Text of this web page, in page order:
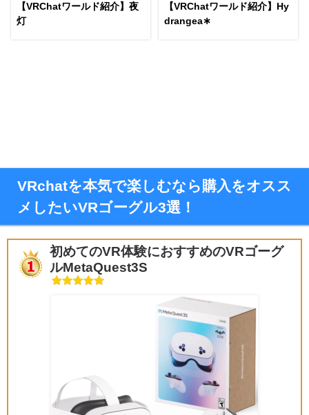
【VRChatワールド紹介】夜
灯
【VRChatワールド紹介】Hy
drangea∗
VRchatを本気で楽しむなら購入をオスス
メしたいVRゴーグル3選！
初めてのVR体験におすすめのVRゴーグ
ルMetaQuest3S